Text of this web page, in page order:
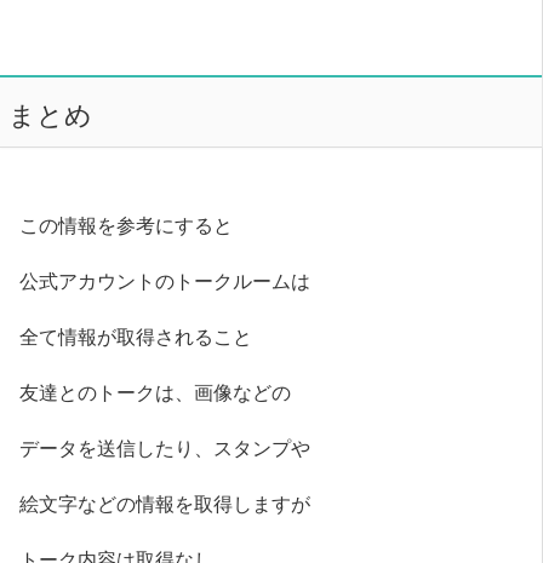
まとめ
この情報を参考にすると
公式アカウントのトークルームは
全て情報が取得されること
友達とのトークは、画像などの
データを送信したり、スタンプや
絵文字などの情報を取得しますが